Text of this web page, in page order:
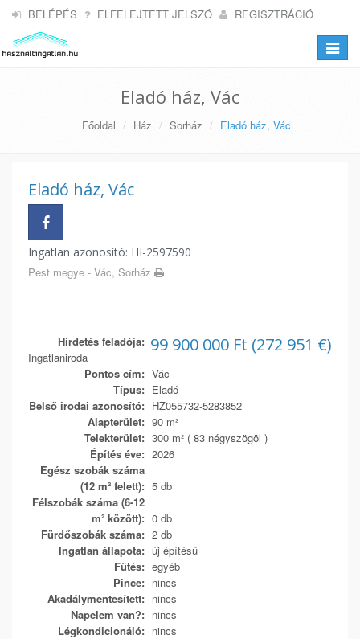
BELÉPÉS ELFELEJTETT JELSZÓ REGISZTRÁCIÓ
Toggle
Eladó ház, Vác
Főoldal Ház Sorház Eladó ház, Vác
Eladó ház, Vác
Ingatlan azonosító: HI-2597590
Pest megye - Vác, Sorház
99 900 000 Ft (272 951 €)
Hirdetés feladója:
Ingatlaniroda
Pontos cím: Vác
Típus: Eladó
Belső irodai azonosító: HZ055732-5283852
Alapterület: 90 m²
Telekterület: 300 m² ( 83 négyszögöl )
Építés éve: 2026
Egész szobák száma
(12 m² felett): 5 db
Félszobák száma (6-12
m² között): 0 db
Fürdőszobák száma: 2 db
Ingatlan állapota: új építésű
Fűtés: egyéb
Pince: nincs
Akadálymentesített: nincs
Napelem van?: nincs
Légkondicionáló: nincs